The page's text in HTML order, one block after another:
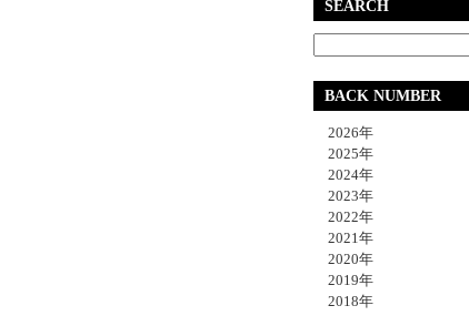
SEARCH
BACK NUMBER
2026年
2025年
2024年
2023年
2022年
2021年
2020年
2019年
2018年